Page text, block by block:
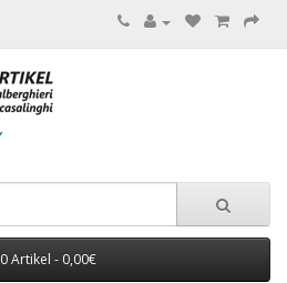
0 Artikel - 0,00€